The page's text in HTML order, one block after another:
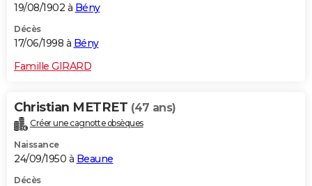
19/08/1902 à Bény
Décès
17/06/1998 à Bény
Famille GIRARD
Christian METRET (47 ans)
Créer une cagnotte obsèques
Naissance
24/09/1950 à Beaune
Décès